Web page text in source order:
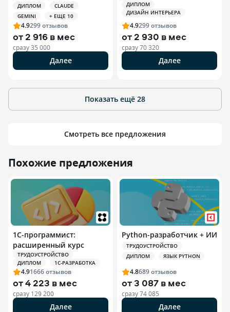
ДИПЛОМ
CLAUDE
GEMINI
+ ЕЩЕ 10
4.9299отзывов
от2 916 в мес
сразу35 000
Далее
ДИПЛОМ
ДИЗАЙН ИНТЕРЬЕРА
4.9299отзывов
от2 930 в мес
сразу70 320
Далее
Показать ещё 28
Смотреть все предложения
Похожие предложения
1С-программист:
расширенный курс
ТРУДОУСТРОЙСТВО
ДИПЛОМ
1С-РАЗРАБОТКА
4.91666отзывов
от4 223 в мес
сразу 129 200
Далее
Python-разработчик + ИИ
ТРУДОУСТРОЙСТВО
ДИПЛОМ
ЯЗЫК PYTHON
4.8689отзывов
от3 087 в мес
сразу74 085
Далее